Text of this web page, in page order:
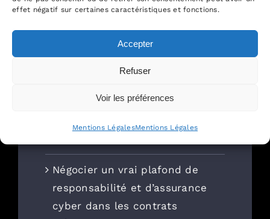
effet négatif sur certaines caractéristiques et fonctions.
Accepter
Refuser
Voir les préférences
Mentions LégalesMentions Légales
conservation des données
Leaders League — Nouveau
Monde Avocats à nouveau
Négocier un vrai plafond de
responsabilité et d’assurance
cyber dans les contrats